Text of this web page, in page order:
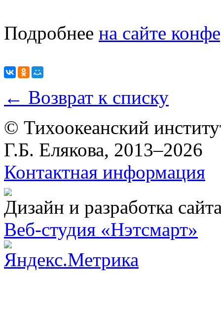
Подробнее на сайте
← Возврат к списку
© Тихоокеанский
Г.Б. Елякова, 2013–2026
Контактная информация
Дизайн и разработка
Веб-студия «Нэтсмарт»